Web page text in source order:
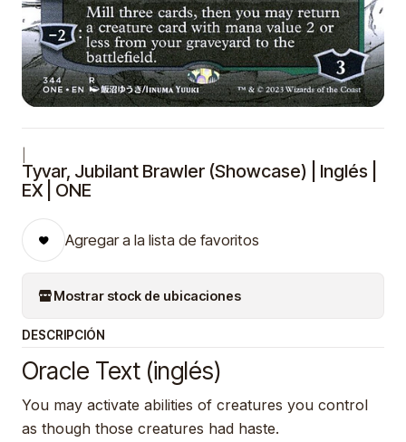
Tyvar, Jubilant Brawler (Showcase) | Inglés |
EX | ONE
Agregar a la lista de favoritos
Mostrar stock de ubicaciones
DESCRIPCIÓN
Oracle Text (inglés)
You may activate abilities of creatures you control
as though those creatures had haste.